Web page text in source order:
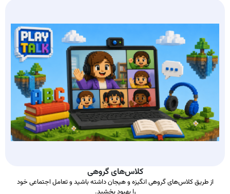
کلاس‌های گروهی
از طریق کلاس‌های گروهی انگیزه و هیجان داشته باشید و تعامل اجتماعی خود
را بهبود بخشید.